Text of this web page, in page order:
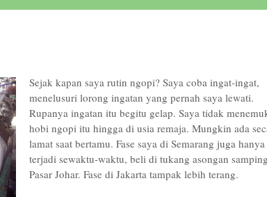
Sejak kapan saya rutin ngopi? Saya coba ingat-ingat,
menelusuri lorong ingatan yang pernah saya lewati.
Rupanya ingatan itu begitu gelap. Saya tidak
hobi ngopi itu hingga di usia remaja. Mungkin ada
lamat saat bertamu. Fase saya di Semarang juga hanya
terjadi sewaktu-waktu, beli di tukang asongan samping
Pasar Johar. Fase di Jakarta tampak lebih terang.